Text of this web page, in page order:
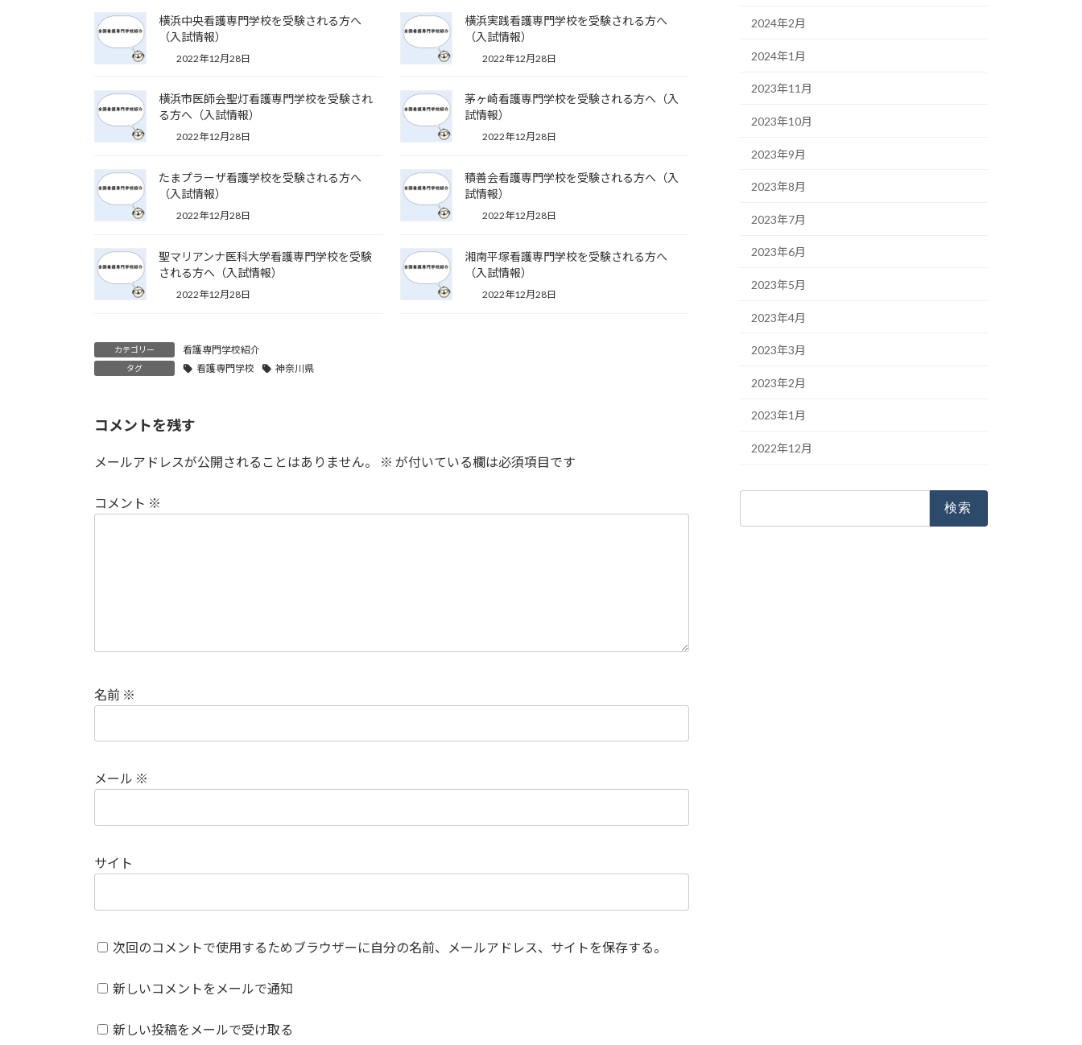
横浜中央看護専門学校を受験される方へ
（入試情報）
2022年12月28日
横浜実践看護専門学校を受験される方へ
（入試情報）
2022年12月28日
横浜市医師会聖灯看護専門学校を受験され
る方へ（入試情報）
2022年12月28日
茅ヶ崎看護専門学校を受験される方へ（入
試情報）
2022年12月28日
たまプラーザ看護学校を受験される方へ
（入試情報）
2022年12月28日
積善会看護専門学校を受験される方へ（入
試情報）
2022年12月28日
聖マリアンナ医科大学看護専門学校を受験
される方へ（入試情報）
2022年12月28日
湘南平塚看護専門学校を受験される方へ
（入試情報）
2022年12月28日
カテゴリー 看護専門学校紹介
タグ 看護専門学校 神奈川県
コメントを残す
メールアドレスが公開されることはありません。 ※ が付いている欄は必須項目です
コメント ※
名前 ※
メール ※
サイト
次回のコメントで使用するためブラウザーに自分の名前、メールアドレス、サイトを保存する。
新しいコメントをメールで通知
新しい投稿をメールで受け取る
2024年2月
2024年1月
2023年11月
2023年10月
2023年9月
2023年8月
2023年7月
2023年6月
2023年5月
2023年4月
2023年3月
2023年2月
2023年1月
2022年12月